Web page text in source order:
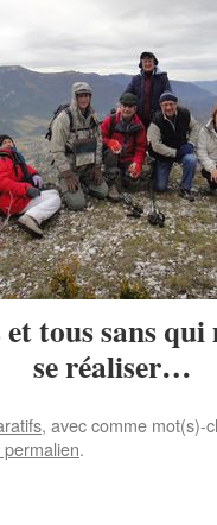
tous sans
se réaliser…
, avec comme mot(s)-
permalien.